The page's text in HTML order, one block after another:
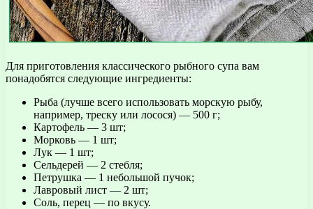
Для приготовления классического рыбного супа вам
понадобятся следующие ингредиенты:
Рыба (лучше всего использовать морскую рыбу,
например, треску или лосося) — 500 г;
Картофель — 3 шт;
Морковь — 1 шт;
Лук — 1 шт;
Сельдерей — 2 стебля;
Петрушка — 1 небольшой пучок;
Лавровый лист — 2 шт;
Соль, перец — по вкусу.